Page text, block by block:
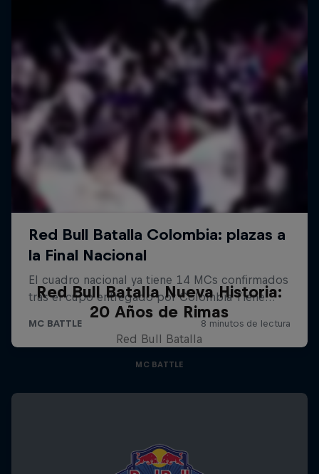
Red Bull Batalla Nueva Historia:
20 Años de Rimas
Red Bull Batalla
MC BATTLE